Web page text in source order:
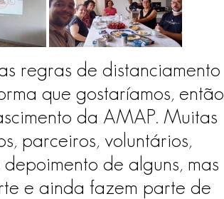
regras de distanciamento
que gostaríamos, então
da AMAP. Muitas
parceiros, voluntários,
de alguns, mas
e ainda fazem parte de